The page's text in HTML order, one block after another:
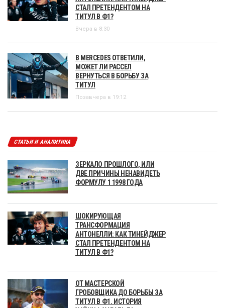
СТАЛ ПРЕТЕНДЕНТОМ НА
ТИТУЛ В Ф1?
Вчера в 8:30
В MERCEDES ОТВЕТИЛИ,
МОЖЕТ ЛИ РАССЕЛ
ВЕРНУТЬСЯ В БОРЬБУ ЗА
ТИТУЛ
Позавчера в 19:12
СТАТЬИ И АНАЛИТИКА
ЗЕРКАЛО ПРОШЛОГО, ИЛИ
ДВЕ ПРИЧИНЫ НЕНАВИДЕТЬ
ФОРМУЛУ 1 1998 ГОДА
ШОКИРУЮЩАЯ
ТРАНСФОРМАЦИЯ
АНТОНЕЛЛИ: КАК ТИНЕЙДЖЕР
СТАЛ ПРЕТЕНДЕНТОМ НА
ТИТУЛ В Ф1?
ОТ МАСТЕРСКОЙ
ГРОБОВЩИКА ДО БОРЬБЫ ЗА
ТИТУЛ В Ф1. ИСТОРИЯ